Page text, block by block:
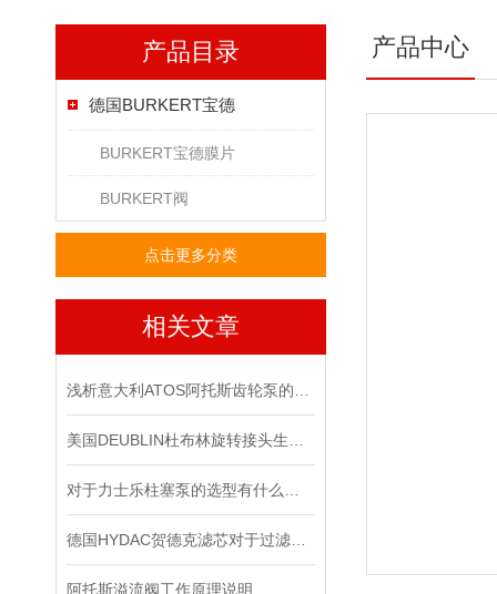
产品目录
德国BURKERT宝德
BURKERT宝德膜片
BURKERT阀
点击更多分类
相关文章
阿托斯溢流阀工作原理说明
产品中心